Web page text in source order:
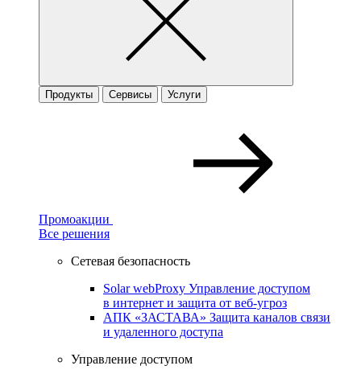
Продукты Сервисы Услуги
Промоакции
Все решения
Сетевая безопасность
Solar webProxy Управление доступом
в интернет и защита от веб-угроз
АПК «ЗАСТАВА» Защита каналов связи
и удаленного доступа
Управление доступом